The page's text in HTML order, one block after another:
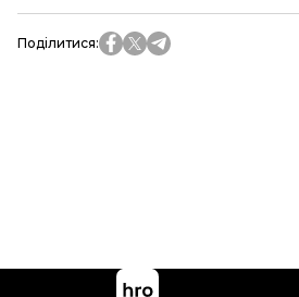
Поділитися: